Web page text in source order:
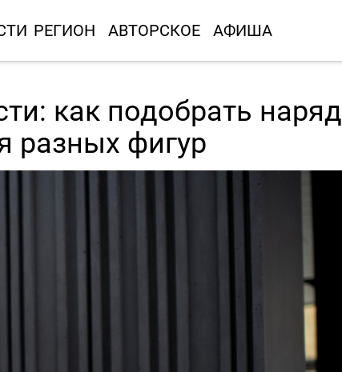
РЕГИОН АВТОРСКОЕ АФИША
как подобрать наряд
разных фигур